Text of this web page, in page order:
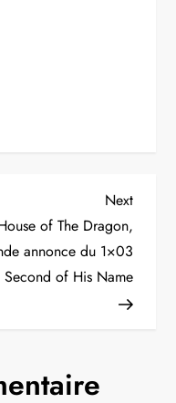
Next
Post
Next
of The Dragon,
annonce du 1×03
of His Name